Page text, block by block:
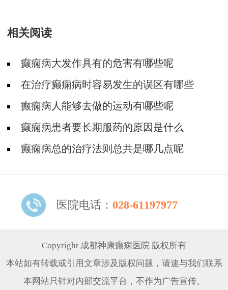
相关阅读
癫痫病大发作具有的危害有哪些呢
在治疗癫痫病时容易发生的误区有哪些
癫痫病人能够去做的运动有哪些呢
癫痫病患者要长期服药的原因是什么
癫痫病总的治疗法则总共是哪几点呢
医院电话： 028-61197977
Copyright 成都神康癫痫医院 版权所有
本站如有转载或引用文章涉及版权问题，请速与我们联系
本网站只针对内部交流平台，不作为广告宣传。